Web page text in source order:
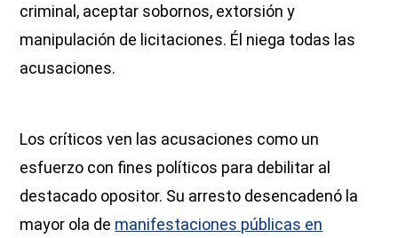
criminal, aceptar sobornos, extorsión y
manipulación de licitaciones. Él niega todas las
acusaciones.
Los críticos ven las acusaciones como un
esfuerzo con fines políticos para debilitar al
destacado opositor. Su arresto desencadenó la
mayor ola de manifestaciones públicas en